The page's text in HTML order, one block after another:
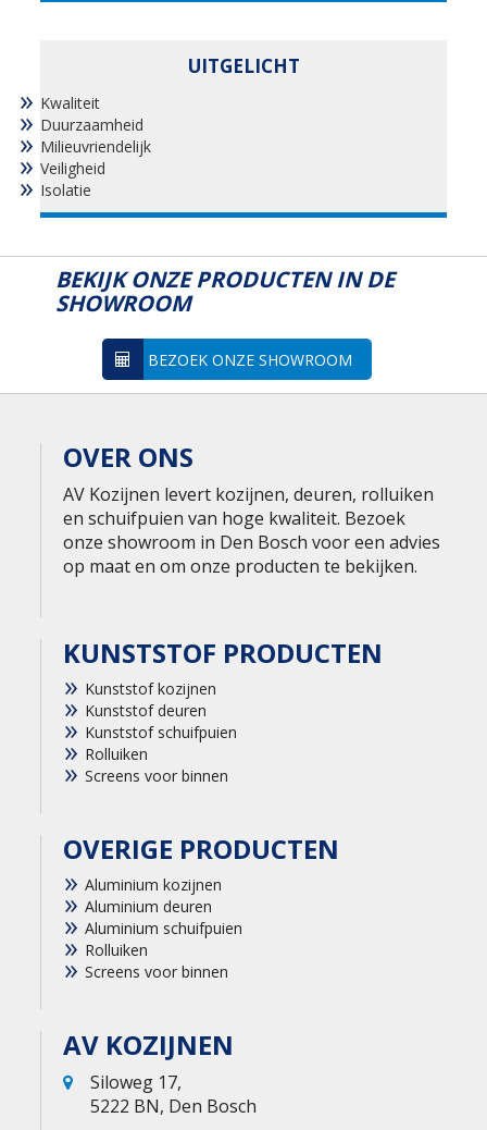
UITGELICHT
Kwaliteit
Duurzaamheid
Milieuvriendelijk
Veiligheid
Isolatie
BEKIJK ONZE PRODUCTEN IN DE
SHOWROOM
BEZOEK ONZE SHOWROOM
OVER ONS
AV Kozijnen levert kozijnen, deuren, rolluiken
en schuifpuien van hoge kwaliteit. Bezoek
onze showroom in Den Bosch voor een advies
op maat en om onze producten te bekijken.
KUNSTSTOF PRODUCTEN
Kunststof kozijnen
Kunststof deuren
Kunststof schuifpuien
Rolluiken
Screens voor binnen
OVERIGE PRODUCTEN
Aluminium kozijnen
Aluminium deuren
Aluminium schuifpuien
Rolluiken
Screens voor binnen
AV KOZIJNEN
Siloweg 17,
5222 BN, Den Bosch